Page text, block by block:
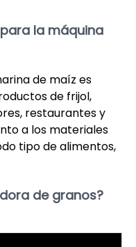
la máquina
de maíz es
de frijol,
restaurantes y
a los materiales
tipo de alimentos,
de granos?